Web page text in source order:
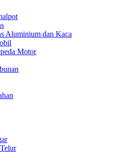
Aluminium dan Kaca
Motor